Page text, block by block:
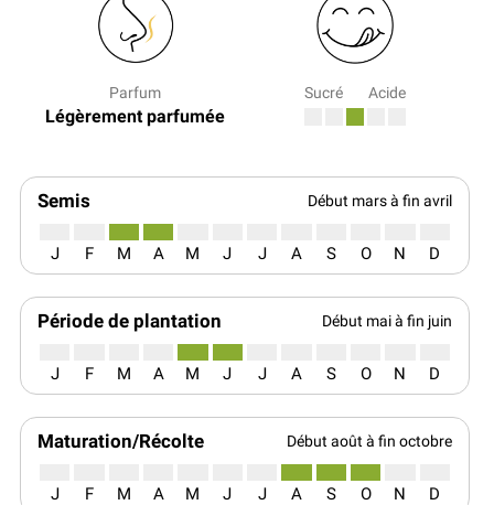
Parfum
Légèrement parfumée
Sucré Acide
Semis Début mars à fin avril
J F M A M J J A S O N D
Période de plantation Début mai à fin juin
J F M A M J J A S O N D
Maturation/Récolte Début août à fin octobre
J F M A M J J A S O N D